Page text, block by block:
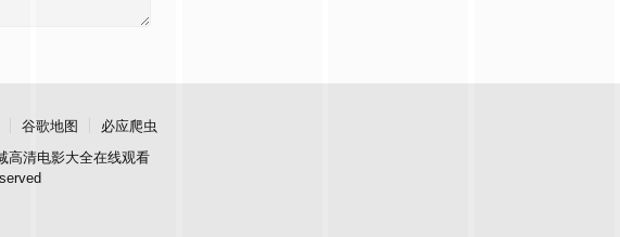
谷歌地图
必应爬虫
高清电影大全在线观看